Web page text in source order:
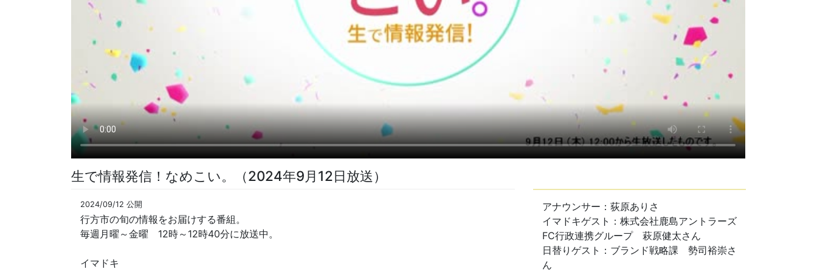
生で情報発信！なめこい。（2024年9月12日放送）
2024/09/12 公開
行方市の旬の情報をお届けする番組。
毎週月曜～金曜 12時～12時40分に放送中。
イマドキ
アナウンサー：荻原ありさ
イマドキゲスト：株式会社鹿島アントラーズ
FC行政連携グループ 萩原健太さん
日替りゲスト：ブランド戦略課 勢司裕崇さ
ん